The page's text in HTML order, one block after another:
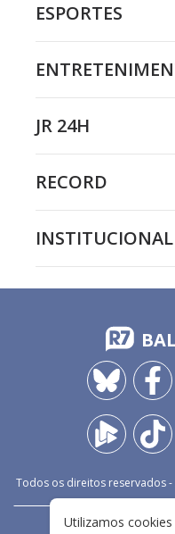
ESPORTES
JR 24H
RECORD
INSTITUCIONAL
Todos os direitos reservados -
Utilizamos